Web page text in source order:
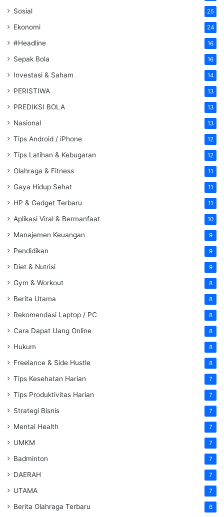
Sosial 25
Ekonomi 24
#Headline 16
Sepak Bola 16
Investasi & Saham 14
PERISTIWA 13
PREDIKSI BOLA 13
Nasional 13
Tips Android / iPhone 12
Tips Latihan & Kebugaran 12
Olahraga & Fitness 11
Gaya Hidup Sehat 11
HP & Gadget Terbaru 11
Aplikasi Viral & Bermanfaat 10
Manajemen Keuangan 9
Pendidikan 9
Diet & Nutrisi 9
Gym & Workout 8
Berita Utama 8
Rekomendasi Laptop / PC 8
Cara Dapat Uang Online 8
Hukum 8
Freelance & Side Hustle 8
Tips Kesehatan Harian 7
Tips Produktivitas Harian 7
Strategi Bisnis 7
Mental Health 7
UMKM 7
Badminton 7
DAERAH 7
UTAMA 7
Berita Olahraga Terbaru 6